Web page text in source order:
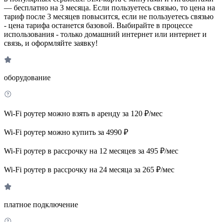
— бесплатно на 3 месяца. Если пользуетесь связью, то цена на
тариф после 3 месяцев повысится, если не пользуетесь связью
- цена тарифа останется базовой. Выбирайте в процессе
использования - только домашний интернет или интернет и
связь, и оформляйте заявку!
оборудование
Wi-Fi роутер можно взять в аренду за 120 ₽/мес
Wi-Fi роутер можно купить за 4990 ₽
Wi-Fi роутер в рассрочку на 12 месяцев за 495 ₽/мес
Wi-Fi роутер в рассрочку на 24 месяца за 265 ₽/мес
платное подключение